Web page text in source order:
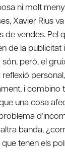
ni molt
Xavier Rius
de vendes. Pel
de la publicitat
però, el
reflexió
i combino
una cosa
banda,
tenen els